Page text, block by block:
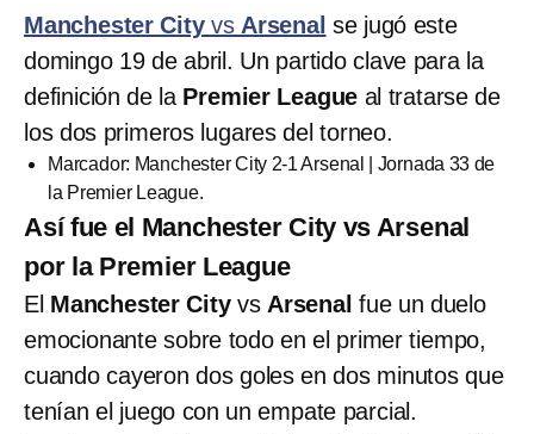
Manchester City vs Arsenal se jugó este
domingo 19 de abril. Un partido clave para la
definición de la Premier League al tratarse de
los dos primeros lugares del torneo.
Marcador: Manchester City 2-1 Arsenal | Jornada 33 de
la Premier League.
Así fue el Manchester City vs Arsenal
por la Premier League
El Manchester Cityvs Arsenalfue un duelo
emocionante sobre todo en el primer tiempo,
cuando cayeron dos goles en dos minutos que
tenían el juego con un empate parcial.